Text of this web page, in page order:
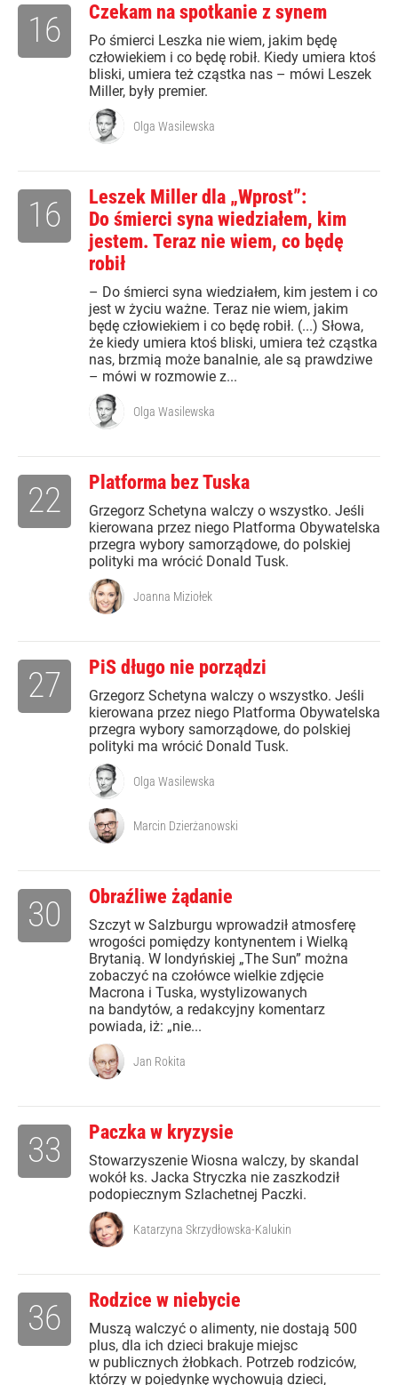
Czekam na spotkanie z synem
Po śmierci Leszka nie wiem, jakim będę
człowiekiem i co będę robił. Kiedy umiera ktoś
bliski, umiera też cząstka nas – mówi Leszek
Miller, były premier.
16
Olga Wasilewska
Leszek Miller dla „Wprost”:
Do śmierci syna wiedziałem, kim
jestem. Teraz nie wiem, co będę
robił
– Do śmierci syna wiedziałem, kim jestem i co
jest w życiu ważne. Teraz nie wiem, jakim
będę człowiekiem i co będę robił. (...) Słowa,
że kiedy umiera ktoś bliski, umiera też cząstka
nas, brzmią może banalnie, ale są prawdziwe
– mówi w rozmowie z...
16
Olga Wasilewska
Platforma bez Tuska
Grzegorz Schetyna walczy o wszystko. Jeśli
kierowana przez niego Platforma Obywatelska
przegra wybory samorządowe, do polskiej
polityki ma wrócić Donald Tusk.
22
Joanna Miziołek
PiS długo nie porządzi
Grzegorz Schetyna walczy o wszystko. Jeśli
kierowana przez niego Platforma Obywatelska
przegra wybory samorządowe, do polskiej
polityki ma wrócić Donald Tusk.
27
Olga Wasilewska
Marcin Dzierżanowski
Obraźliwe żądanie
Szczyt w Salzburgu wprowadził atmosferę
wrogości pomiędzy kontynentem i Wielką
Brytanią. W londyńskiej „The Sun” można
zobaczyć na czołówce wielkie zdjęcie
Macrona i Tuska, wystylizowanych
na bandytów, a redakcyjny komentarz
powiada, iż: „nie...
30
Jan Rokita
Paczka w kryzysie
Stowarzyszenie Wiosna walczy, by skandal
wokół ks. Jacka Stryczka nie zaszkodził
podopiecznym Szlachetnej Paczki.
33
Katarzyna Skrzydłowska-Kalukin
Rodzice w niebycie
Muszą walczyć o alimenty, nie dostają 500
plus, dla ich dzieci brakuje miejsc
w publicznych żłobkach. Potrzeb rodziców,
którzy w pojedynkę wychowują dzieci,
36